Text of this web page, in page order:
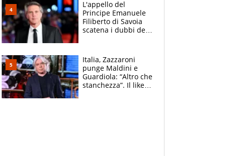
L'appello del
Principe Emanuele
Filiberto di Savoia
scatena i dubbi dei
Italia, Zazzaroni
punge Maldini e
Guardiola: “Altro che
stanchezza”. Il like